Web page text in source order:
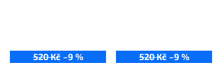
520 Kč –9 % 520 Kč –9 %